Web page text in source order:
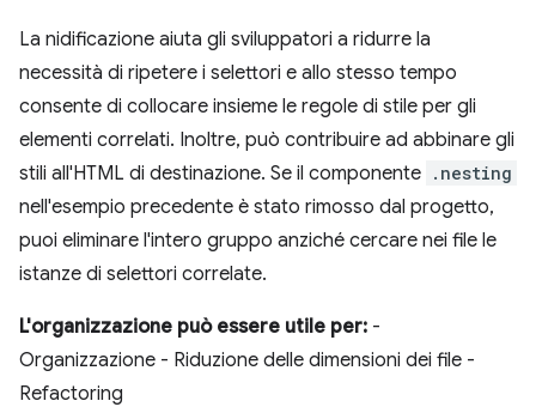
La nidificazione aiuta gli sviluppatori a ridurre la
necessità di ripetere i selettori e allo stesso tempo
consente di collocare insieme le regole di stile per gli
elementi correlati. Inoltre, può contribuire ad abbinare gli
stili all'HTML di destinazione. Se il componente .nesting
nell'esempio precedente è stato rimosso dal progetto,
puoi eliminare l'intero gruppo anziché cercare nei file le
istanze di selettori correlate.
L'organizzazione può essere utile per: -
Organizzazione - Riduzione delle dimensioni dei file -
Refactoring